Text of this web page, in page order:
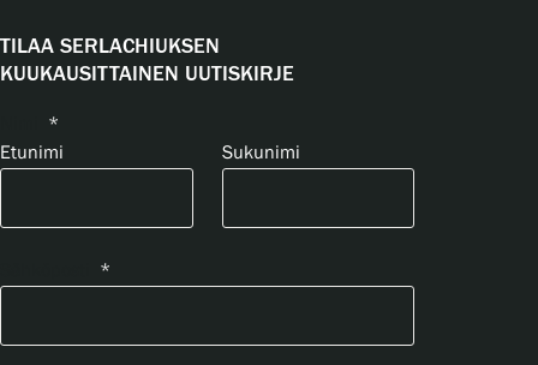
TILAA SERLACHIUKSEN
KUUKAUSITTAINEN UUTISKIRJE
*
Etunimi
Sukunimi
*